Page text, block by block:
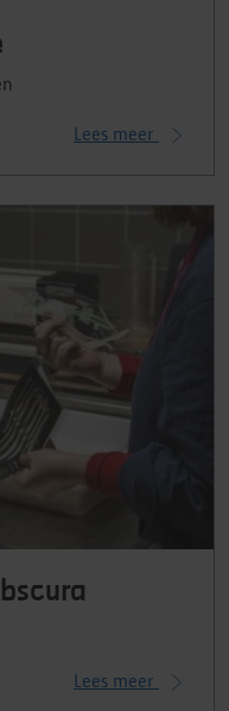
Lees meer
Lees meer